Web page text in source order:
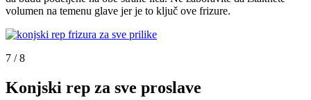
volumen na temenu glave jer je to ključ ove frizure.
7 / 8
Konjski rep za sve proslave